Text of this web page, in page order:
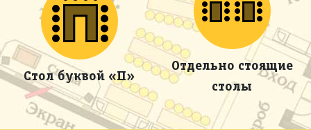
Стол буквой «П»
Отдельно стоящие
столы